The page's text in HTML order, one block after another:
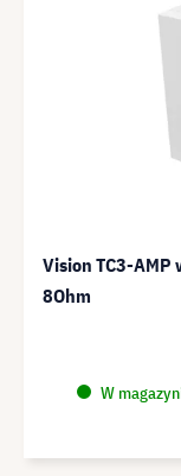
Vision TC3-AMP
8Ohm
W